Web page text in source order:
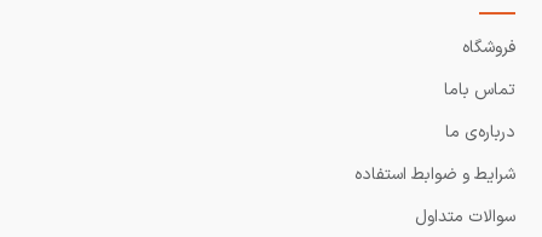
فروشگاه
تماس باما
درباره‌ی ما
شرایط و ضوابط استفاده
سوالات متداول